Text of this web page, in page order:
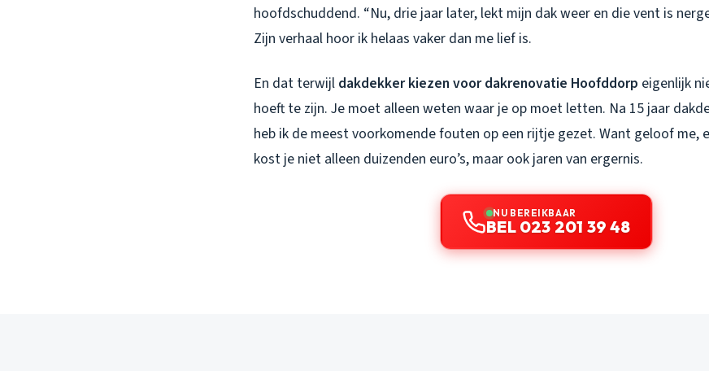
hoofdschuddend. “Nu, drie jaar later, lekt mijn dak weer en die vent is
Zijn verhaal hoor ik helaas vaker dan me lief is.
En dat terwijl dakdekker kiezen voor dakrenovatie Hoofddorp eigenlijk
hoeft te zijn. Je moet alleen weten waar je op moet letten. Na 15 jaar
heb ik de meest voorkomende fouten op een rijtje gezet. Want geloof me,
kost je niet alleen duizenden euro’s, maar ook jaren van ergernis.
NU BEREIKBAAR
BEL 023 201 39 48